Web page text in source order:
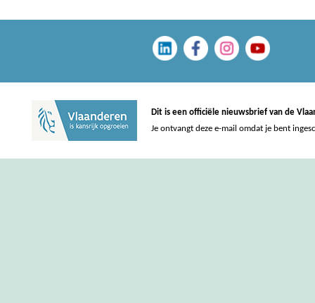
Dit is een officiële nieuwsbrief van de
Je ontvangt deze e-mail omdat je bent